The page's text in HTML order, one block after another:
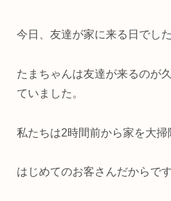
今日、友達が家に来る日でした
たまちゃんは友達が来るのが
ていました。
私たちは2時間前から家を大掃
はじめてのお客さんだからです